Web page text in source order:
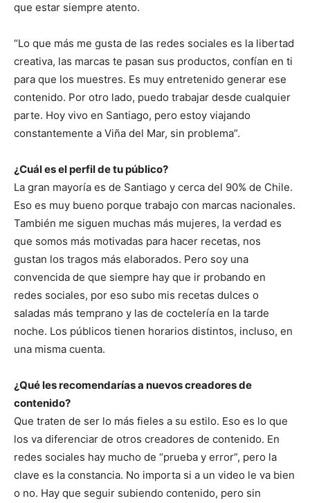
que estar siempre atento.
“Lo que más me gusta de las redes sociales es la libertad
creativa, las marcas te pasan sus productos, confían en ti
para que los muestres. Es muy entretenido generar ese
contenido. Por otro lado, puedo trabajar desde cualquier
parte. Hoy vivo en Santiago, pero estoy viajando
constantemente a Viña del Mar, sin problema”.
¿Cuál es el perfil de tu público?
La gran mayoría es de Santiago y cerca del 90% de Chile.
Eso es muy bueno porque trabajo con marcas nacionales.
También me siguen muchas más mujeres, la verdad es
que somos más motivadas para hacer recetas, nos
gustan los tragos más elaborados. Pero soy una
convencida de que siempre hay que ir probando en
redes sociales, por eso subo mis recetas dulces o
saladas más temprano y las de coctelería en la tarde
noche. Los públicos tienen horarios distintos, incluso, en
una misma cuenta.
¿Qué les recomendarías a nuevos creadores de
contenido?
Que traten de ser lo más fieles a su estilo. Eso es lo que
los va diferenciar de otros creadores de contenido. En
redes sociales hay mucho de “prueba y error”, pero la
clave es la constancia. No importa si a un video le va bien
o no. Hay que seguir subiendo contenido, pero sin